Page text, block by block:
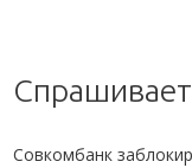
Совкомбанк